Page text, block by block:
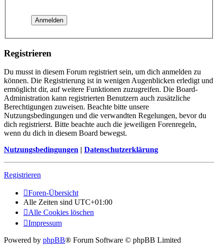
Registrieren
Du musst in diesem Forum registriert sein, um dich anmelden zu
können. Die Registrierung ist in wenigen Augenblicken erledigt und
ermöglicht dir, auf weitere Funktionen zuzugreifen. Die Board-
Administration kann registrierten Benutzern auch zusätzliche
Berechtigungen zuweisen. Beachte bitte unsere
Nutzungsbedingungen und die verwandten Regelungen, bevor du
dich registrierst. Bitte beachte auch die jeweiligen Forenregeln,
wenn du dich in diesem Board bewegst.
Nutzungsbedingungen | Datenschutzerklärung
Registrieren
Foren-Übersicht
Alle Zeiten sind UTC+01:00
Alle Cookies löschen
Impressum
Powered by phpBB® Forum Software © phpBB Limited